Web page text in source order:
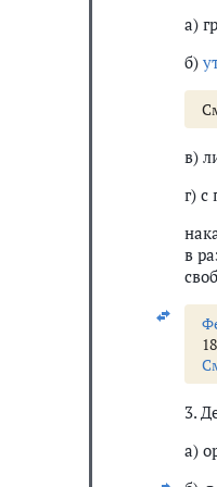
а)
б)
в)
г) с
в
3.
а)